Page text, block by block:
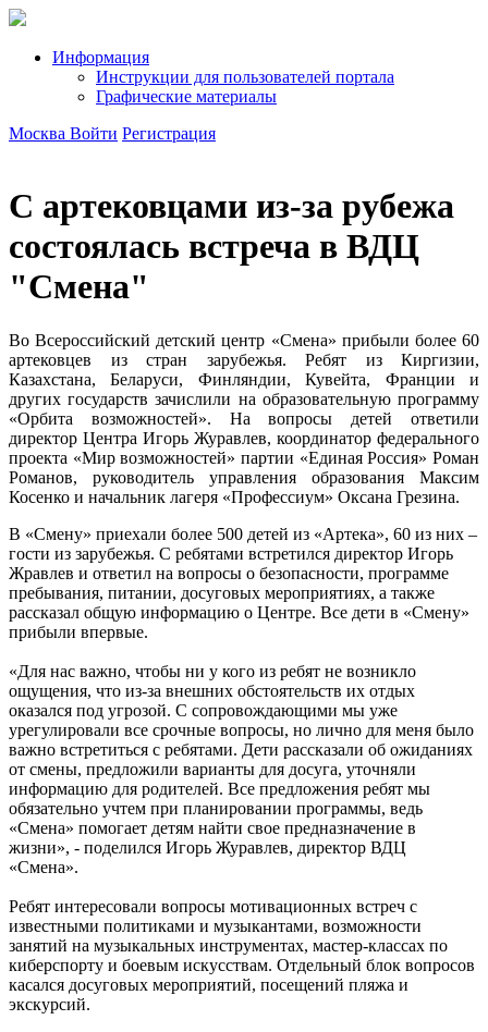
Информация
Инструкции для пользователей портала
Графические материалы
Москва Войти Регистрация
С артековцами из-за рубежа
состоялась встреча в ВДЦ
"Смена"
Во Всероссийский детский центр «Смена» прибыли более 60
артековцев из стран зарубежья. Ребят из Киргизии,
Казахстана, Беларуси, Финляндии, Кувейта, Франции и
других государств зачислили на образовательную программу
«Орбита возможностей». На вопросы детей ответили
директор Центра Игорь Журавлев, координатор федерального
проекта «Мир возможностей» партии «Единая Россия» Роман
Романов, руководитель управления образования Максим
Косенко и начальник лагеря «Профессиум» Оксана Грезина.
В «Смену» приехали более 500 детей из «Артека», 60 из них –
гости из зарубежья. С ребятами встретился директор Игорь
Жравлев и ответил на вопросы о безопасности, программе
пребывания, питании, досуговых мероприятиях, а также
рассказал общую информацию о Центре. Все дети в «Смену»
прибыли впервые.
«Для нас важно, чтобы ни у кого из ребят не возникло
ощущения, что из-за внешних обстоятельств их отдых
оказался под угрозой. С сопровождающими мы уже
урегулировали все срочные вопросы, но лично для меня было
важно встретиться с ребятами. Дети рассказали об ожиданиях
от смены, предложили варианты для досуга, уточняли
информацию для родителей. Все предложения ребят мы
обязательно учтем при планировании программы, ведь
«Смена» помогает детям найти свое предназначение в
жизни», - поделился Игорь Журавлев, директор ВДЦ
«Смена».
Ребят интересовали вопросы мотивационных встреч с
известными политиками и музыкантами, возможности
занятий на музыкальных инструментах, мастер-классах по
киберспорту и боевым искусствам. Отдельный блок вопросов
касался досуговых мероприятий, посещений пляжа и
экскурсий.